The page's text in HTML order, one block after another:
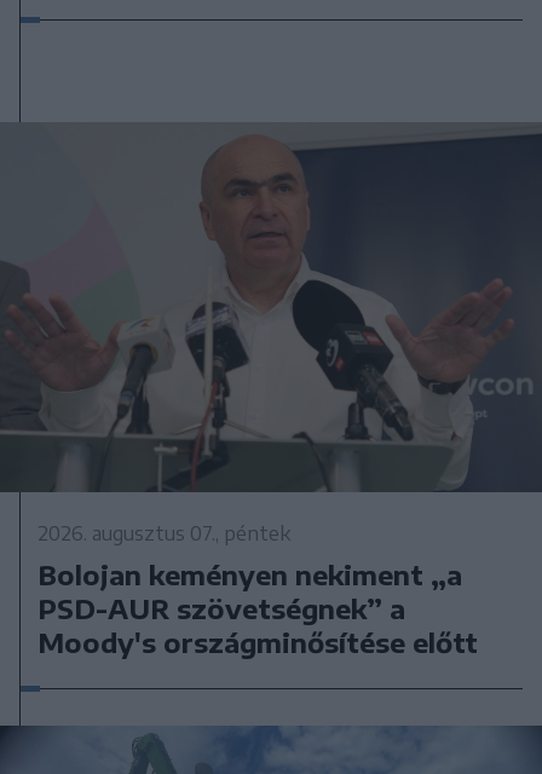
2026. augusztus 07., péntek
Bolojan keményen nekiment „a
PSD-AUR szövetségnek” a
Moody's országminősítése előtt